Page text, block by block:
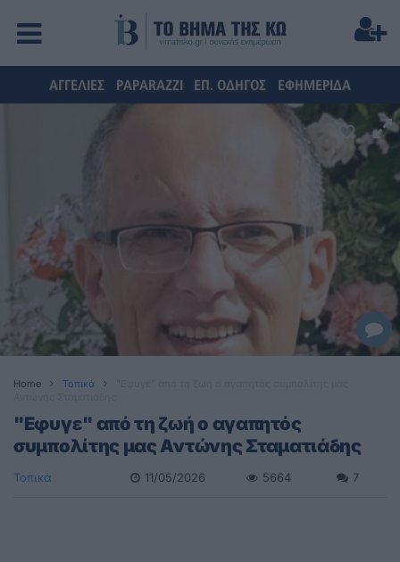
ΑΓΓΕΛΙΕΣ PAPARAZZI ΕΠ. ΟΔΗΓΟΣ ΕΦΗΜΕΡΙΔΑ
Home Τοπικά
"Εφυγε" από τη ζωή ο αγαπητός
συμπολίτης μας Αντώνης Σταματιάδης
Τοπικά 11/05/2026 5664 7